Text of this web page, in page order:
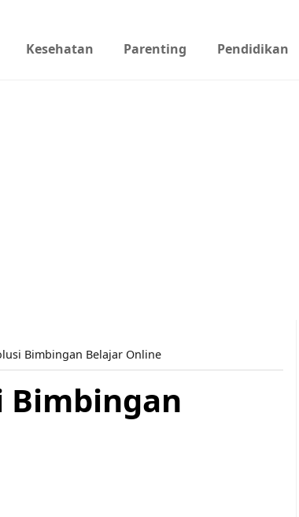
Kesehatan Parenting Pendidikan
Bimbingan Belajar Online
Bimbingan